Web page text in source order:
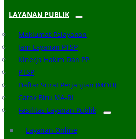
LAYANAN PUBLIK
Maklumat Pelayanan
Jam Layanan PTSP
Kinerja Hakim Dan PP
PTSP
Daftar Surat Perjanjian (MOU)
Catak Biru MA-RI
Fasilitas Layanan Publik
Layanan Online